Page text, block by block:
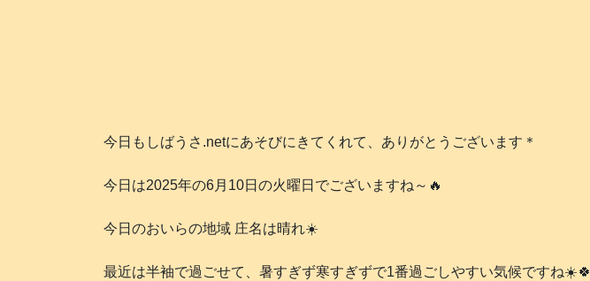
今日もしばうさ.netにあそびにきてくれて、ありがとうございます＊
今日は2025年の6月10日の火曜日でございますね～🔥
今日のおいらの地域 庄名は晴れ☀️
最近は半袖で過ごせて、暑すぎず寒すぎずで1番過ごしやすい気候ですね☀️🍀